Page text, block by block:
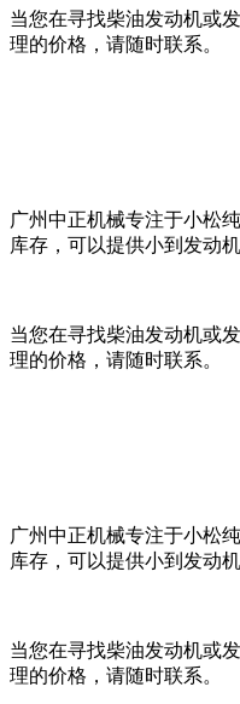
当您在寻找柴油发动机或
理的价格，请随时联系。
广州中正机械专注于小松
库存，可以提供小到发动
当您在寻找柴油发动机或
理的价格，请随时联系。
广州中正机械专注于小松
库存，可以提供小到发动
当您在寻找柴油发动机或
理的价格，请随时联系。